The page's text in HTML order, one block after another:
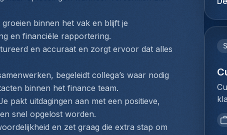
binnen het vak en blijft je
en financiële rapportering.
en accuraat en zorgt ervoor dat alles
begeleidt collega’s waar nodig
binnen het finance team.
pakt uitdagingen aan met een positieve,
snel opgelost worden.
en zet graag die extra stap om